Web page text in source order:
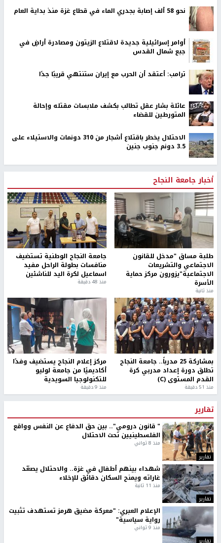
نحو 58 ألف إصابة بجدري الماء في قطاع غزة منذ بداية العام
أوامر إسرائيلية جديدة لاقتلاع الزيتون ومصادرة أراضٍ في
جبع شمال القدس
ترامب: أعتقد أن الحرب مع إيران ستنتهي قريبًا جدًا
عائلة بشار عقل تطالب بكشف ملابسات مقتله وإحالة
المتورطين للقضاء
الاحتلال يخطر باقتلاع أشجار من 310 دونمات والاستيلاء على
3.5 دونم جنوب جنين
أخبار جامعة النجاح
طلبة مساق "مدخل للقانون
الاجتماعي والتشريعات
الاجتماعية"يزورون مركز حماية
الأسرة
منذ ثانية
جامعة النجاح الوطنية تستضيف
منافسات بطولة الراحل مفيد
اسماعيل لكرة اليد للناشئين
منذ 48 دقيقة
بمشاركة 25 مدرباً.. جامعة النجاح
تطلق دورة إعداد مدربي كرة
القدم المستوى (C)
منذ 51 دقيقة
مركز إعلام النجاح يستضيف وفدًا
أكاديميًا من جامعة لوليو
للتكنولوجيا السويدية
منذ 9 دقيقة
تقارير
تقارير
" قانون درومي".. بين حق الدفاع عن النفس وواقع
الفلسطينيين تحت الاحتلال
منذ 8 ثواني
تقارير
شهداء بينهم أطفال في غزة.. والاحتلال يصعّد
غاراته ويمنح السكان دقائق للإخلاء
منذ 11 ثانية
تقارير
الإعلام العبري: "معركة مضيق هرمز تستهدف تثبيت
رواية سياسية"
منذ 9 ثواني